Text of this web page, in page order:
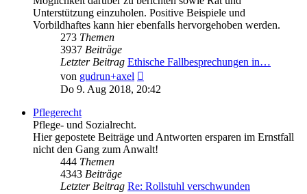
Unterstützung einzuholen. Positive Beispiele und
Vorbildhaftes kann hier ebenfalls hervorgehoben werden.
273 Themen
3937 Beiträge
Letzter Beitrag Ethische Fallbesprechungen in…
von gudrun+axel
Beitrag
Do 9. Aug 2018, 20:42
Pflegerecht
Pflege- und Sozialrecht.
Hier gepostete Beiträge und Antworten ersparen im Ernstfall
nicht den Gang zum Anwalt!
444 Themen
4343 Beiträge
Letzter Beitrag Re: Rollstuhl verschwunden